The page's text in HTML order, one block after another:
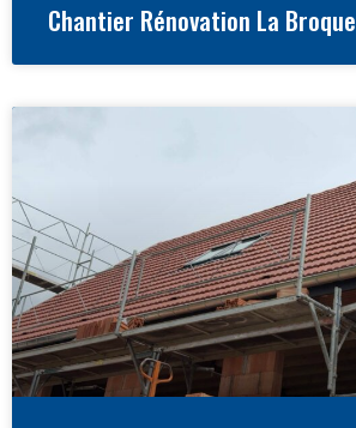
Chantier Rénovation La Broque